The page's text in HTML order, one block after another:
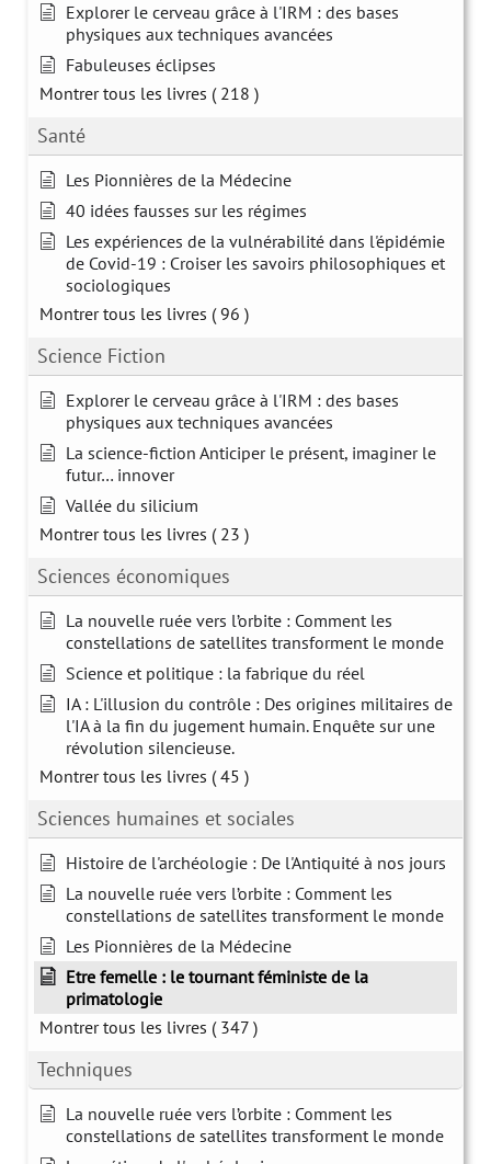
Explorer le cerveau grâce à l'IRM : des bases
physiques aux techniques avancées
Fabuleuses éclipses
Montrer tous les livres ( 218 )
Santé
Les Pionnières de la Médecine
40 idées fausses sur les régimes
Les expériences de la vulnérabilité dans l'épidémie
de Covid-19 : Croiser les savoirs philosophiques et
sociologiques
Montrer tous les livres ( 96 )
Science Fiction
Explorer le cerveau grâce à l'IRM : des bases
physiques aux techniques avancées
La science-fiction Anticiper le présent, imaginer le
futur… innover
Vallée du silicium
Montrer tous les livres ( 23 )
Sciences économiques
La nouvelle ruée vers l’orbite : Comment les
constellations de satellites transforment le monde
Science et politique : la fabrique du réel
IA : L'illusion du contrôle : Des origines militaires de
l'IA à la fin du jugement humain. Enquête sur une
révolution silencieuse.
Montrer tous les livres ( 45 )
Sciences humaines et sociales
Histoire de l'archéologie : De l'Antiquité à nos jours
La nouvelle ruée vers l’orbite : Comment les
constellations de satellites transforment le monde
Les Pionnières de la Médecine
Etre femelle : le tournant féministe de la
primatologie
Montrer tous les livres ( 347 )
Techniques
La nouvelle ruée vers l’orbite : Comment les
constellations de satellites transforment le monde